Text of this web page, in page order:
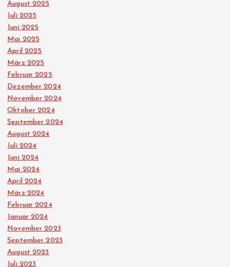
August 2025
Juli 2025
Juni 2025
Mai 2025
April 2025
März 2025
Februar 2025
Dezember 2024
November 2024
Oktober 2024
September 2024
August 2024
Juli 2024
Juni 2024
Mai 2024
April 2024
März 2024
Februar 2024
Januar 2024
November 2023
September 2023
August 2023
Juli 2023